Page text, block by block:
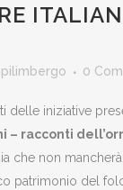
0
delle iniziative
– racconti
che non
patrimonio del